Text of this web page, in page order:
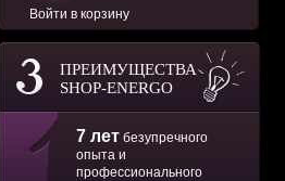
Войти в корзину
ПРЕИМУЩЕСТВА
SHOP-ENERGO
7 лет безупречного
опыта и
профессионального